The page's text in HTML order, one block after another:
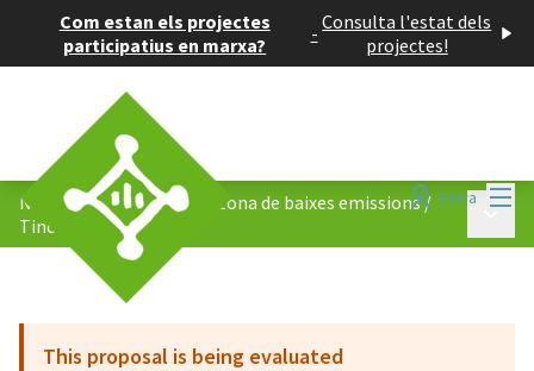
Com estan els projectes
participatius en marxa?
- Consulta l'estat dels
projectes!
Entra
Nova ordenança de la la Zona de baixes emissions/
Tinc una proposta!
This proposal is being evaluated